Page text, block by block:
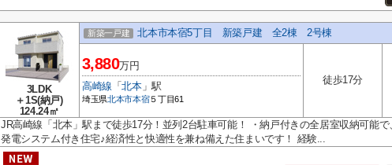
3LDK
＋1S(納戸)
124.24㎡
新築一戸建 北本市本宿5丁目 新築戸建 全2棟 2号棟
3,880万円
高崎線 「北本」駅
埼玉県北本市本宿５丁目61
徒歩17分
JR高崎線「北本」駅まで徒歩17分！並列2台駐車可能！ ・納戸付きの全居室収納可能
発電システム付き住宅♪経済性と快適性を兼ね備えた住まいです！ 経験...